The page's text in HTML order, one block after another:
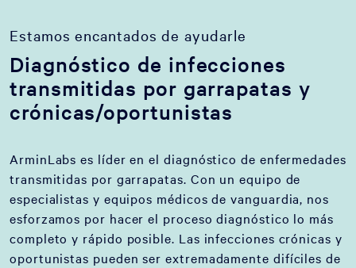
Estamos encantados de ayudarle
Diagnóstico de infecciones
transmitidas por garrapatas y
crónicas/oportunistas
ArminLabs es líder en el diagnóstico de enfermedades
transmitidas por garrapatas. Con un equipo de
especialistas y equipos médicos de vanguardia, nos
esforzamos por hacer el proceso diagnóstico lo más
completo y rápido posible. Las infecciones crónicas y
oportunistas pueden ser extremadamente difíciles de